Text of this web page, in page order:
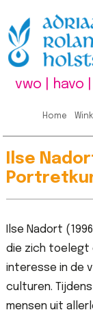
vwo | havo
Home
Ilse
Ilse Nadort
die zich toelegt
interesse in de
culturen.
mensen uit